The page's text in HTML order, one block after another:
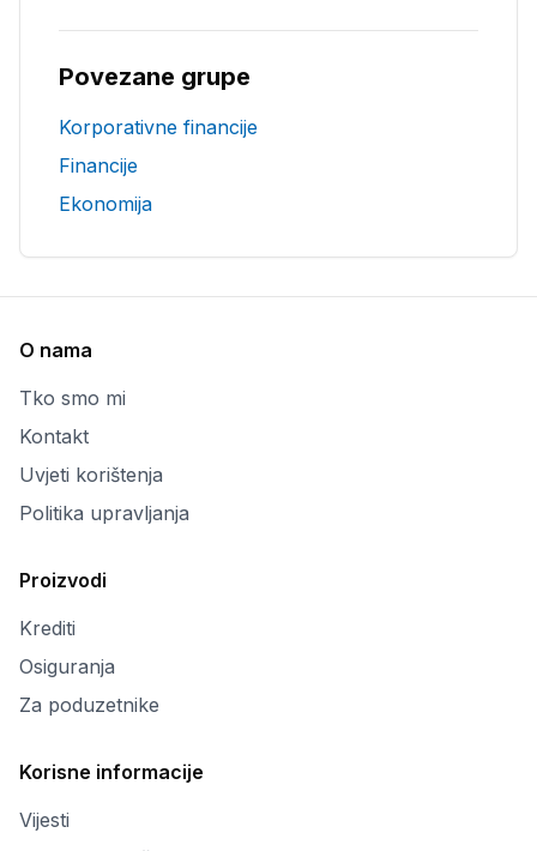
Povezane grupe
Korporativne financije
Financije
Ekonomija
O nama
Tko smo mi
Kontakt
Uvjeti korištenja
Politika upravljanja
Proizvodi
Krediti
Osiguranja
Za poduzetnike
Korisne informacije
Vijesti